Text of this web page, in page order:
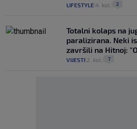
LIFESTYLE 4. kol. 2
Totalni kolaps na
paralizirana. Neki
završili na Hitnoj:
VIJESTI 2. kol. 7